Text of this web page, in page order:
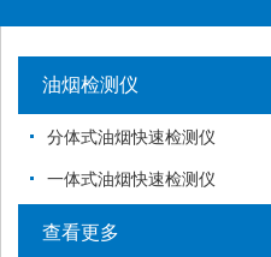
油烟检测仪
分体式油烟快速检测仪
一体式油烟快速检测仪
查看更多